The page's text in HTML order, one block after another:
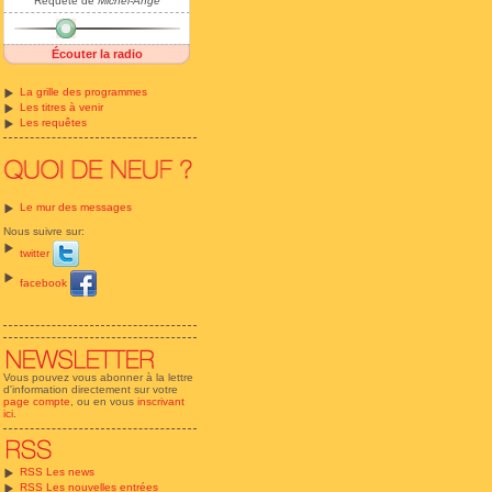
Écouter la radio
La grille des programmes
Les titres à venir
Les requêtes
Le mur des messages
Nous suivre sur:
twitter
facebook
Vous pouvez vous abonner à la lettre
d'information directement sur votre
page compte , ou en vous inscrivant
ici
RSS Les news
RSS Les nouvelles entrées